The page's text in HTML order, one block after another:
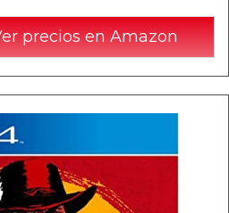
precios en Amazon